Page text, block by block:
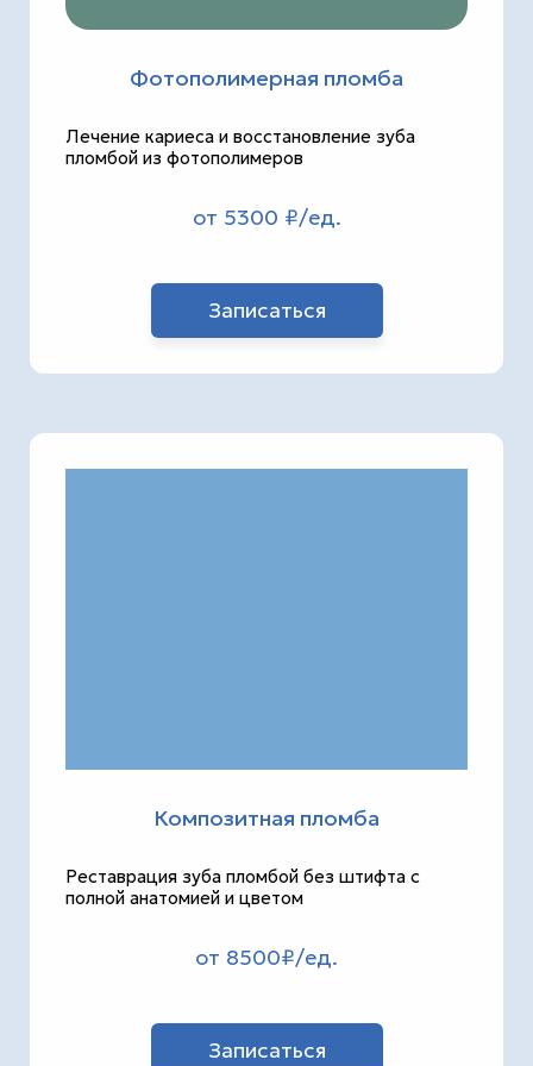
Фотополимерная пломба
Лечение кариеса и восстановление зуба
пломбой из фотополимеров
от 5300 ₽/ед.
Записаться
Композитная пломба
Реставрация зуба пломбой без штифта с
полной анатомией и цветом
от 8500₽/ед.
Записаться